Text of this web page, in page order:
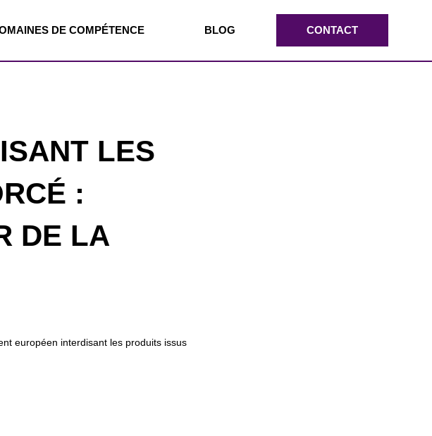
DE COMPÉTENCE BLOG CONTACT
LES
:
DE LA
européen interdisant les produits issus